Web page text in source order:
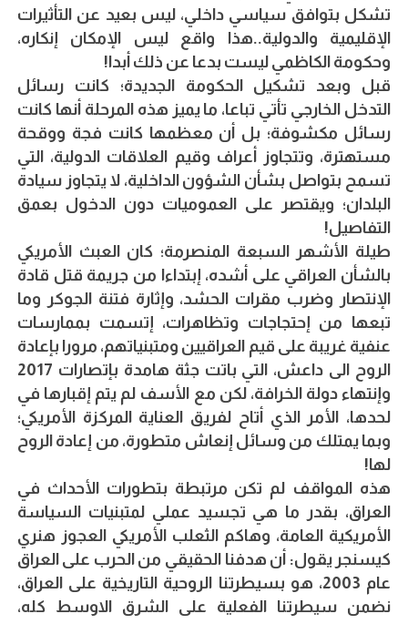
تشكل بتوافق سياسي داخلي، ليس بعيد عن التأثيرات
الإقليمية والدولية..هذا واقع ليس الإمكان إنكاره،
وحكومة الكاظمي ليست بدعا عن ذلك أبدا!
قبل وبعد تشكيل الحكومة الجديدة؛ كانت رسائل
التدخل الخارجي تأتي تباعا، ما يميز هذه المرحلة أنها كانت
رسائل مكشوفة؛ بل أن معظمها كانت فجة ووقحة
مستهترة، وتتجاوز أعراف وقيم العلاقات الدولية، التي
تسمح بتواصل بشأن الشؤون الداخلية، لا يتجاوز سيادة
البلدان؛ ويقتصر على العموميات دون الدخول بعمق
التفاصيل!
طيلة الأشهر السبعة المنصرمة؛ كان العبث الأمريكي
بالشأن العراقي على أشده، إبتداءا من جريمة قتل قادة
الإنتصار وضرب مقرات الحشد، وإثارة فتنة الجوكر وما
تبعها من إحتجاجات وتظاهرات، إتسمت بممارسات
عنفية غريبة على قيم العراقيين ومتبنياتهم، مرورا بإعادة
الروح الى داعش، التي باتت جثة هامدة بإتصارات 2017
وإنتهاء دولة الخرافة، لكن مع الأسف لم يتم إقبارها في
لحدها، الأمر الذي أتاح لفريق العناية المركزة الأمريكي؛
وبما يمتلك من وسائل إنعاش متطورة، من إعادة الروح
لها!
هذه المواقف لم تكن مرتبطة بتطورات الأحداث في
العراق، بقدر ما هي تجسيد عملي لمتبنيات السياسة
الأمريكية العامة، وهاكم الثعلب الأمريكي العجوز هنري
كيسنجر يقول: أن هدفنا الحقيقي من الحرب على العراق
عام 2003، هو بسيطرتنا الروحية التاريخية على العراق،
نضمن سيطرتنا الفعلية على الشرق الاوسط كله،